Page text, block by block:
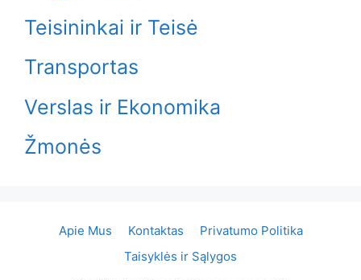
Teisininkai ir Teisė
Transportas
Verslas ir Ekonomika
Žmonės
Apie Mus Kontaktas
Privatumo Politika
Taisyklės ir Sąlygos